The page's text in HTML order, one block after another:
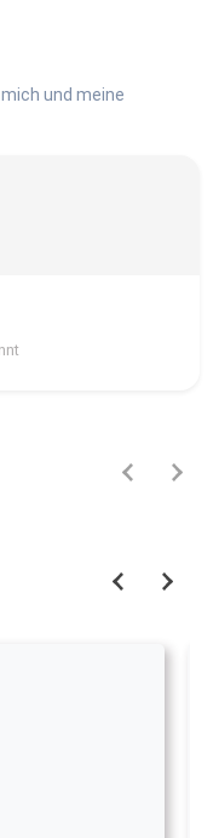
und meine